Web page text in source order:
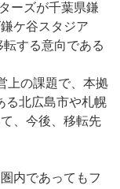
ーズが千葉県鎌
ケ谷スタジア
する意向である
上の課題で、本拠
る北広島市や札幌
、今後、移転先
内であってもフ